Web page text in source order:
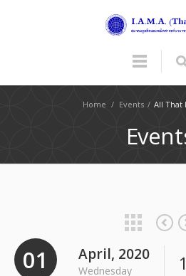
Home / Events / All That
01 April, 2020
Wednesday